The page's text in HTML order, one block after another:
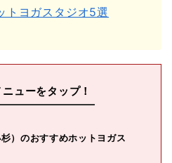
トヨガスタジオ5選
ューをタップ！
）のおすすめホットヨガス